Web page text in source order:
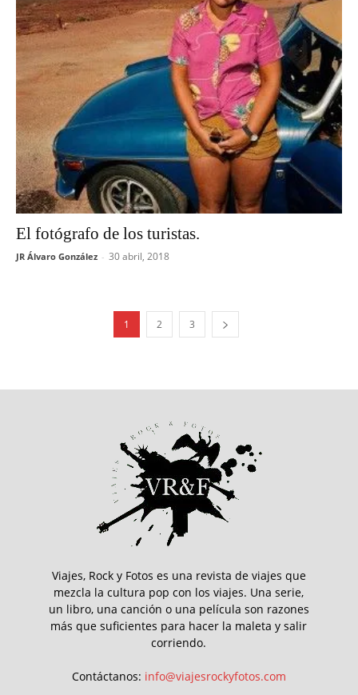
El fotógrafo de los turistas.
JR Álvaro González - 30 abril, 2018
1 2 3
Viajes, Rock y Fotos es una revista de viajes que
mezcla la cultura pop con los viajes. Una serie,
un libro, una canción o una película son razones
más que suficientes para hacer la maleta y salir
corriendo.
Contáctanos: info@viajesrockyfotos.com